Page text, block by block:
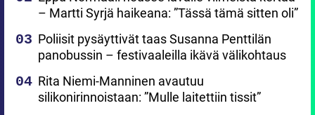
– Martti Syrjä haikeana: ”Tässä tämä sitten oli”
Poliisit pysäyttivät taas Susanna Penttilän
panobussin – festivaaleilla ikävä välikohtaus
Rita Niemi-Manninen avautuu
silikonirinnoistaan: ”Mulle laitettiin tissit”